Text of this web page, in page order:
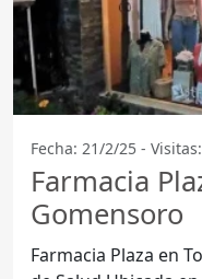
Fecha: 21/2/25 -
Farmacia
Gomensoro
Farmacia Plaza en